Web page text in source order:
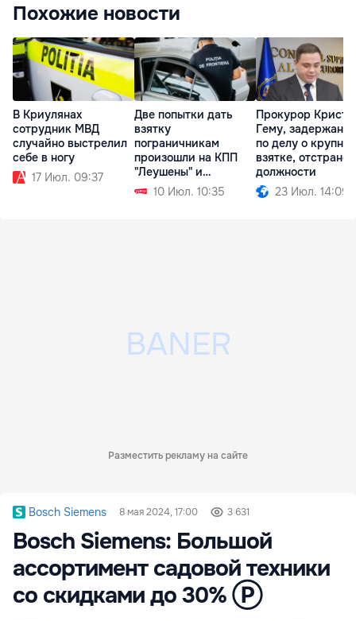
Похожие новости
В Криулянах
сотрудник МВД
случайно выстрелил
себе в ногу
17 Июл. 09:37
Две попытки дать
взятку
пограничникам
произошли на КПП
"Леушены" и
"Паланка"
10 Июл. 10:35
Прокурор
Гему,
по делу о крупной
взятке,
должности
23 Июл. 14:09
Разместить рекламу на сайте
Bosch Siemens 8 мая 2024, 17:00 3 631
Bosch Siemens: Большой
ассортимент садовой техники
со скидками до 30% Ⓟ